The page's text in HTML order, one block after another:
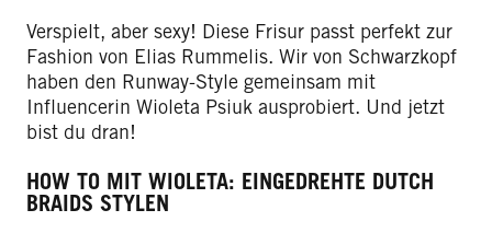
Verspielt, aber sexy! Diese Frisur passt perfekt zur
Fashion von Elias Rummelis. Wir von Schwarzkopf
haben den Runway-Style gemeinsam mit
Influencerin Wioleta Psiuk ausprobiert. Und jetzt
bist du dran!
HOW TO MIT WIOLETA: EINGEDREHTE DUTCH
BRAIDS STYLEN